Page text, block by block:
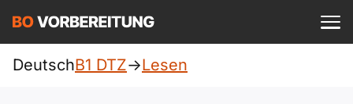
DTZ Einloggen
DeutschB1 DTZ->Lesen